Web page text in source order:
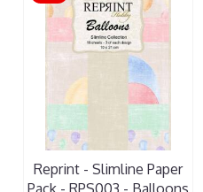
Reprint - Slimline Paper
Pack - RPS003 - Balloons